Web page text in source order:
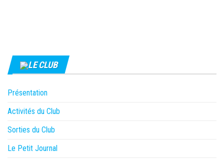
LE CLUB
Présentation
Activités du Club
Sorties du Club
Le Petit Journal